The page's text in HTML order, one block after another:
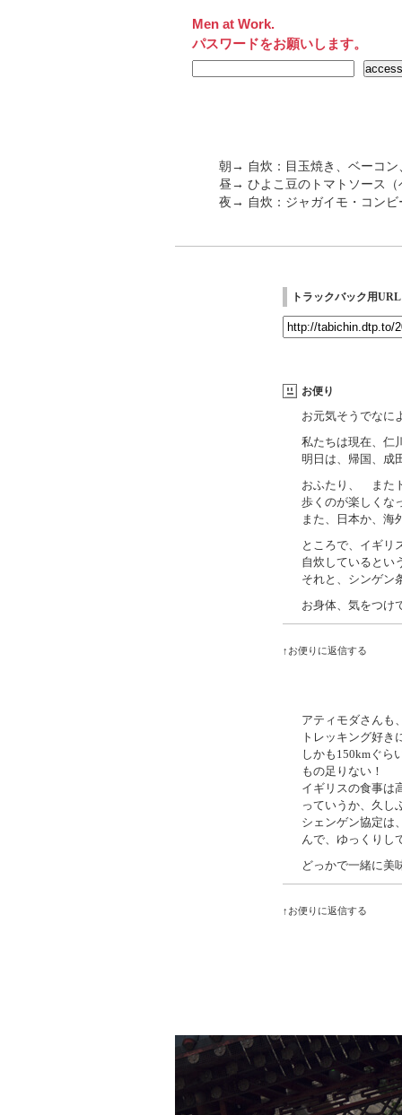
Men at Work.
パスワードをお願いします。
朝→ 自炊：目玉焼き、ベーコン
昼→ ひよこ豆のトマトソース（
夜→ 自炊：ジャガイモ・コンビ
トラックバック用URL
お便り
お元気そうでなに
私たちは現在、仁
明日は、帰国、成
おふたり、 また
歩くのが楽しくな
また、日本か、海
ところで、イギリ
自炊しているとい
それと、シンゲン
お身体、気をつけ
↑お便りに返信する
アティモダさんも
トレッキング好き
しかも150kmぐら
もの足りない！
イギリスの食事は
っていうか、久し
シェンゲン協定は
んで、ゆっくりし
どっかで一緒に美
↑お便りに返信する